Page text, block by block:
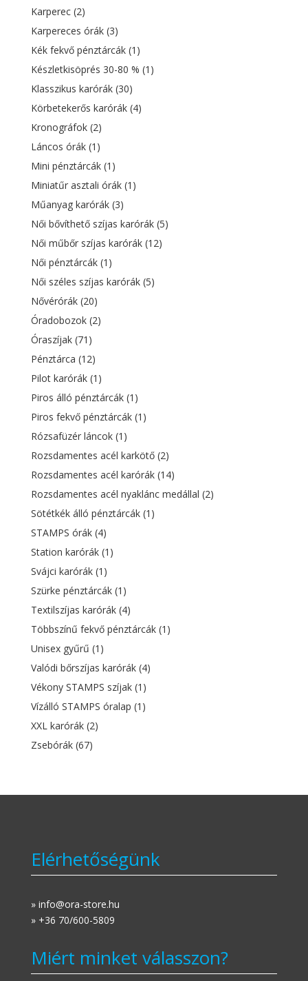
Karperec (2)
Karpereces órák (3)
Kék fekvő pénztárcák (1)
Készletkisöprés 30-80 % (1)
Klasszikus karórák (30)
Körbetekerős karórák (4)
Kronográfok (2)
Láncos órák (1)
Mini pénztárcák (1)
Miniatűr asztali órák (1)
Műanyag karórák (3)
Női bővíthető szíjas karórák (5)
Női műbőr szíjas karórák (12)
Női pénztárcák (1)
Női széles szíjas karórák (5)
Nővérórák (20)
Óradobozok (2)
Óraszíjak (71)
Pénztárca (12)
Pilot karórák (1)
Piros álló pénztárcák (1)
Piros fekvő pénztárcák (1)
Rózsafüzér láncok (1)
Rozsdamentes acél karkötő (2)
Rozsdamentes acél karórák (14)
Rozsdamentes acél nyaklánc medállal (2)
Sötétkék álló pénztárcák (1)
STAMPS órák (4)
Station karórák (1)
Svájci karórák (1)
Szürke pénztárcák (1)
Textilszíjas karórák (4)
Többszínű fekvő pénztárcák (1)
Unisex gyűrű (1)
Valódi bőrszíjas karórák (4)
Vékony STAMPS szíjak (1)
Vízálló STAMPS óralap (1)
XXL karórák (2)
Zsebórák (67)
Elérhetőségünk
» info@ora-store.hu
» +36 70/600-5809
Miért minket válasszon?